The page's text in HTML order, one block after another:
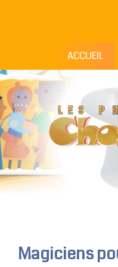
ACCUEIL
Magiciens